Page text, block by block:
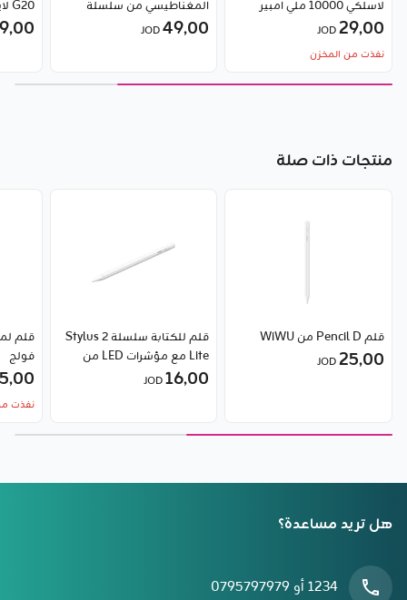
لاسلكي 10000 ملي امبير
29٫00
نفذت من المخزن
المغناطيسي من سلسلة
بريليانس لـ iPad من Baseus
49٫00JOD
G20 لايت
منتجات ذات صلة
قلم Pencil D من WiWU
25٫00
قلم للكتابة سلسلة Stylus 2
Lite مع مؤشرات LED من
Baseus
16٫00JOD
فولج
نفذت
هل تريد مساعدة؟
1234 أو 0795797979